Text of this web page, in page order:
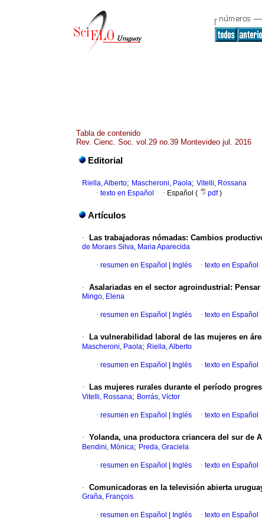
Tabla de contenido
Rev. Cienc. Soc. vol.29 no.39 Montevideo jul. 2016
Editorial
Riella, Alberto; Mascheroni, Paola; Vitelli, Rossana
· texto en Español · Español ( pdf)
Artículos
· Las trabajadoras nómadas: Cambios
de Moraes Silva, Maria Aparecida
· resumen en Español Inglés · texto en Español
· Asalariadas en el sector agroindustrial :
Mingo, Elena
· resumen en Español Inglés · texto en Español
· La vulnerabilidad laboral de las mujeres en
Mascheroni, Paola; Riella, Alberto
· resumen en Español Inglés · texto en Español
· Las mujeres rurales durante el período
Vitelli, Rossana; Borrás, Víctor
· resumen en Español Inglés · texto en Español
· Yolanda, una productora criancera del sur de
Bendini, Mónica; Preda, Graciela
· resumen en Español Inglés · texto en Español
· Comunicadoras en la televisión abierta
Graña, François
· resumen en Español Inglés · texto en Español